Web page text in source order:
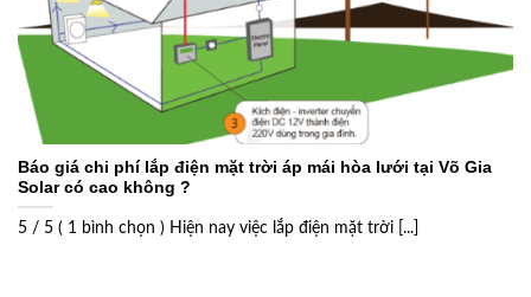
Báo giá chi phí lắp điện mặt trời áp mái hòa lưới tại Võ Gia
Solar có cao không ?
5 / 5 ( 1 bình chọn ) Hiện nay việc lắp điện mặt trời [...]